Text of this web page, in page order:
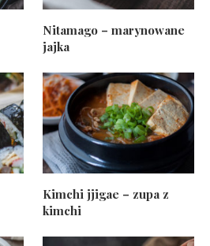
Nitamago – marynowane
jajka
Kimchi jjigae – zupa z
kimchi